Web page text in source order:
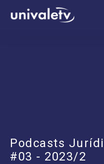
conteúdo
Podcasts
#03 - 2023/2